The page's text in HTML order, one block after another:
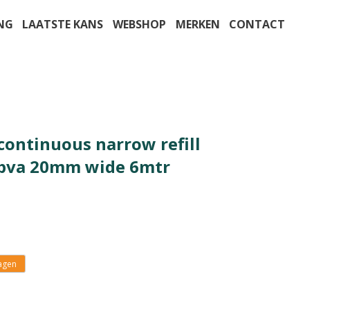
LAATSTE KANS WEBSHOP MERKEN CONTACT
narrow refill
20mm wide 6mtr